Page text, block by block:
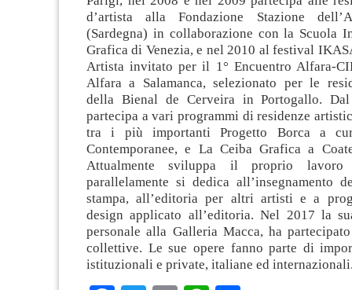
d’artista alla Fondazione Stazione
(Sardegna) in collaborazione con la Scuola
Grafica di Venezia, e nel 2010 al festival
Artista invitato per il 1° Encuentro Alfara-
Alfara a Salamanca, selezionato per le
della Bienal de Cerveira in Portogallo.
partecipa a vari programmi di residenze
tra i più importanti Progetto Borca a
Contemporanee, e La Ceiba Grafica a
Attualmente sviluppa il proprio
parallelamente si dedica all’insegnamento
stampa, all’editoria per altri artisti e a
design applicato all’editoria. Nel 2017 la
personale alla Galleria Macca, ha
collettive. Le sue opere fanno parte di
istituzionali e private, italiane ed